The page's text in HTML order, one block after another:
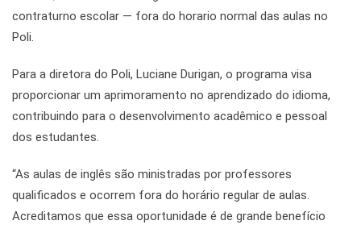
contraturno escolar — fora do horario normal das aulas no
Poli.
Para a diretora do Poli, Luciane Durigan, o programa visa
proporcionar um aprimoramento no aprendizado do idioma,
contribuindo para o desenvolvimento acadêmico e pessoal
dos estudantes.
“As aulas de inglês são ministradas por professores
qualificados e ocorrem fora do horário regular de aulas.
Acreditamos que essa oportunidade é de grande benefício